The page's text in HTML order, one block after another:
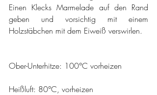
Einen Klecks Marmelade auf den Rand
geben und vorsichtig mit einem
Holzstäbchen mit dem Eiweiß verswirlen.
Ober-Unterhitze: 100°C vorheizen
Heißluft: 80°C, vorheizen